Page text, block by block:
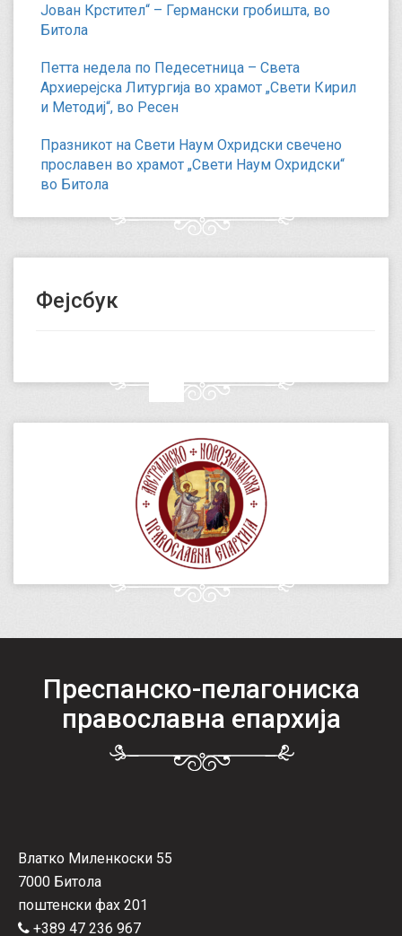
Јован Крстител“ – Германски гробишта, во
Битола
Петта недела по Педесетница – Света
Архиерејска Литургија во храмот „Свети Кирил
и Методиј“, во Ресен
Празникот на Свети Наум Охридски свечено
прославен во храмот „Свети Наум Охридски“
во Битола
Фејсбук
Преспанско-пелагониска
православна епархија
Влатко Миленкоски 55
7000 Битола
поштенски фах 201
+389 47 236 967